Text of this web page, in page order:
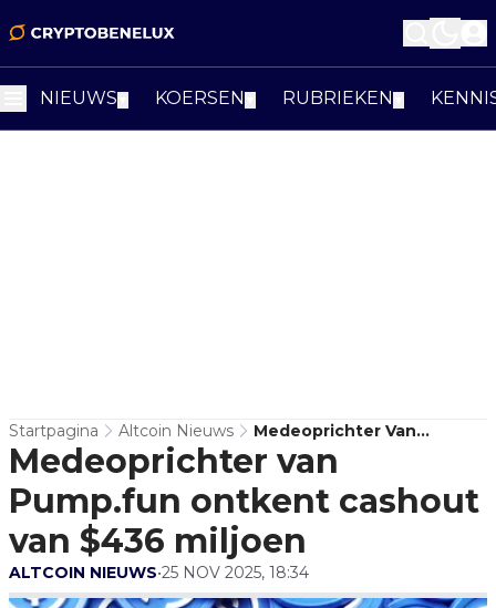
NIEUWS KOERSEN RUBRIEKEN
Startpagina Altcoin Nieuws
Medeoprichter Van
Pump.fun Ontkent
Cashout Van $436 Miljoen
Medeoprichter van
Pump.fun ontkent cashout
van $436 miljoen
ALTCOIN NIEUWS•25 NOV 2025, 18:34